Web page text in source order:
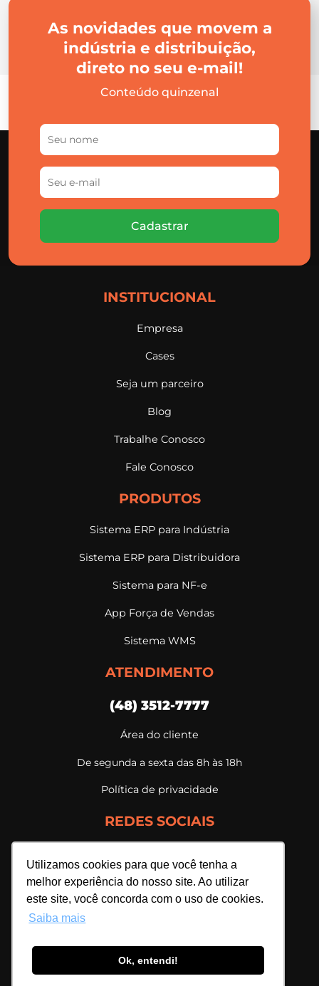
Utilizamos cookies para que você tenha a
melhor experiência do nosso site. Ao utilizar
este site, você concorda com o uso de cookies.
Saiba mais
Ok, entendi!
As novidades que movem a
indústria e distribuição,
direto no seu e-mail!
Conteúdo quinzenal
Cadastrar
INSTITUCIONAL
Empresa
Cases
Seja um parceiro
Blog
Trabalhe Conosco
Fale Conosco
PRODUTOS
Sistema ERP para Indústria
Sistema ERP para Distribuidora
Sistema para NF-e
App Força de Vendas
Sistema WMS
ATENDIMENTO
(48) 3512-7777
Área do cliente
De segunda a sexta das 8h às 18h
Política de privacidade
REDES SOCIAIS